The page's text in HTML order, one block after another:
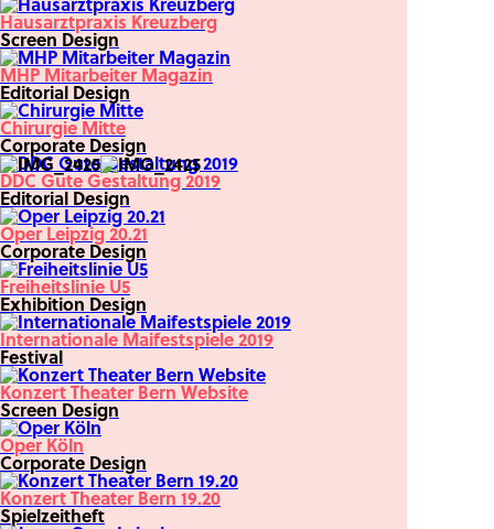
Hausarztpraxis Kreuzberg
Screen Design
MHP Mitarbeiter Magazin
Editorial Design
Chirurgie Mitte
Corporate Design
DDC Gute Gestaltung 2019
Editorial Design
Oper Leipzig 20.21
Corporate Design
Freiheitslinie U5
Exhibition Design
Internationale Maifestspiele 2019
Festival
Konzert Theater Bern Website
Screen Design
Oper Köln
Corporate Design
Konzert Theater Bern 19.20
Spielzeitheft